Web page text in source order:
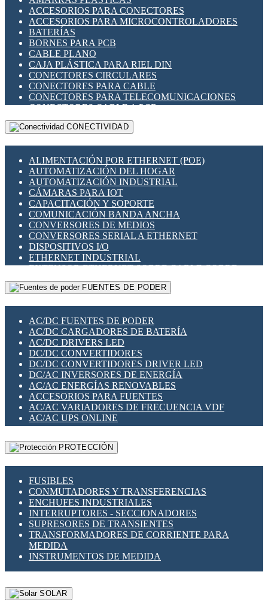
INDICADORES PARA PANEL
INTERFACES DE RELÉ
INTERRUPTORES FIN DE CARRERA
LLAVES CONMUTADORAS
MEDIDORES DE ENERGÍA Y TC'S DE CORRIENTE
MOTORES PASO A PASO
PANTALLAS HMI
PLC -CONTROLADORES LÓGICO PROGRAMABLES
PROGRAMADORES DE HORARIO
RELÉS DE PROTECCIÓN
SENSORES CAPACITIVOS
SENSORES INDUCTIVOS
TEMPORIZADORES
VARIACS
VARIADORES DE FRECUENCIA [VDF]
SECCIONADORES - INTERRUPTORES
MAQUINARIA
ACCESORIOS PARA CONECTORES
ACCESORIOS PARA MICROCONTROLADORES
BATERÍAS
BORNES PARA PCB
CABLE PLANO
CAJA PLÁSTICA PARA RIEL DIN
CONECTORES CIRCULARES
CONECTORES PARA CABLE
CONECTORES PARA TELECOMUNICACIONES
CONECTORES CABLE A PCB
CONECTORES PCB A CABLE
DIP SWITCHES
HERRAMIENTAS VARIAS
ILUMINACIÓN LED
INTERRUPTORES REED
INTERFACES DE RELÉ
OTROS RELÉS
PROTECCIÓN TÉRMICA
RELÉS AUTOMOTRICES
RELÉS DE SEÑAL
RELÉS DE ESTADO SÓLIDO SSR
RELÉS INDUSTRIALES
RELÉS MINIATURA DE POTENCIA
SENSORES MAGNÉTICOS
SWITCH Y MICROSWITCH
TARJETAS PI
UNIÓN Y DERIVACIÓN DE CABLE
CONECTIVIDAD
ALIMENTACIÓN POR ETHERNET (POE)
AUTOMATIZACIÓN DEL HOGAR
AUTOMATIZACIÓN INDUSTRIAL
CÁMARAS PARA IOT
CAPACITACIÓN Y SOPORTE
COMUNICACIÓN BANDA ANCHA
CONVERSORES DE MEDIOS
CONVERSORES SERIAL A ETHERNET
DISPOSITIVOS I/O
ETHERNET INDUSTRIAL
EXTENSOR ETHERNET SOBRE CABLE COBRE
GATEWAY LORAWAN
GESTIÓN DE REDES
PLACAS MODULARES IOT
SWITCHES Y REDES WIFI
SOLUCIONES IOT
SOLUCIONES LORAWAN
SOLUCIONES RED CELULAR
SEGURIDAD PARA REDES
SWITCHES LAN
TELEFONÍA IP (VOIP)
VIGILANCIA IP (CCTV)
MESHTASTIC
FUENTES DE PODER
AC/DC FUENTES DE PODER
AC/DC CARGADORES DE BATERÍA
AC/DC DRIVERS LED
DC/DC CONVERTIDORES
DC/DC CONVERTIDORES DRIVER LED
DC/AC INVERSORES DE ENERGÍA
AC/AC ENERGÍAS RENOVABLES
ACCESORIOS PARA FUENTES
AC/AC VARIADORES DE FRECUENCIA VDF
AC/AC UPS ONLINE
PROTECCIÓN
FUSIBLES
CONMUTADORES Y TRANSFERENCIAS
ENCHUFES INDUSTRIALES
INTERRUPTORES - SECCIONADORES
SUPRESORES DE TRANSIENTES
TRANSFORMADORES DE CORRIENTE PARA
MEDIDA
INSTRUMENTOS DE MEDIDA
SOLAR